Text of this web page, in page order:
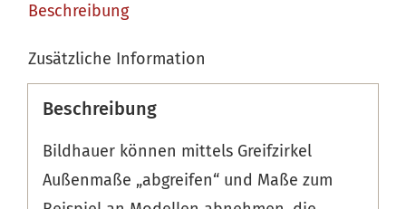
Beschreibung
Zusätzliche Information
Beschreibung
Bildhauer können mittels Greifzirkel
Außenmaße „abgreifen“ und Maße zum